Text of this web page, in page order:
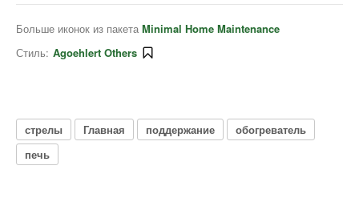
Больше иконок из пакета Minimal Home Maintenance
Стиль: Agoehlert Others
стрелы Главная поддержание
обогреватель
печь